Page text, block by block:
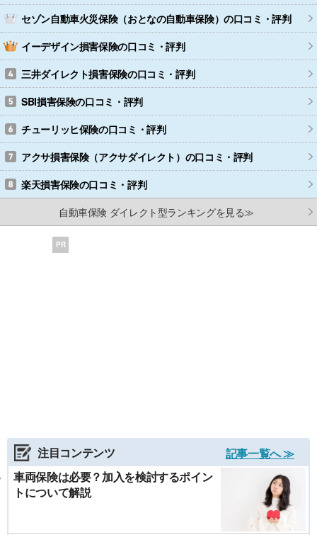
セゾン自動車火災保険（おとなの自動車保険）の口コミ・評判
イーデザイン損害保険の口コミ・評判
三井ダイレクト損害保険の口コミ・評判
SBI損害保険の口コミ・評判
チューリッヒ保険の口コミ・評判
アクサ損害保険（アクサダイレクト） の口コミ・評判
楽天損害保険の口コミ・評判
自動車保険 ダイレクト型ランキングを見る≫
PR
注目コンテンツ
記事一覧へ ≫
車両保険は必要？加入を検討するポイン
トについて解説